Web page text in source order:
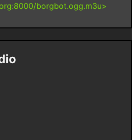
borgbot.ogg.m3u>